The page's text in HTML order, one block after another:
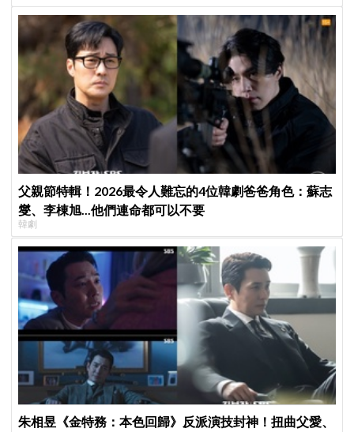
父親節特輯！2026最令人難忘的4位韓劇爸爸角色：蘇志
燮、李棟旭...他們連命都可以不要
韓劇
朱相昱《金特務：本色回歸》反派演技封神！扭曲父愛、